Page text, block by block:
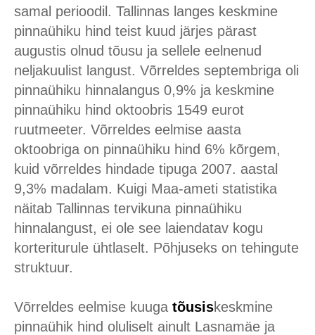
samal perioodil. Tallinnas langes keskmine
pinnaühiku hind teist kuud järjes pärast
augustis olnud tõusu ja sellele eelnenud
neljakuulist langust. Võrreldes septembriga oli
pinnaühiku hinnalangus 0,9% ja keskmine
pinnaühiku hind oktoobris 1549 eurot
ruutmeeter. Võrreldes eelmise aasta
oktoobriga on pinnaühiku hind 6% kõrgem,
kuid võrreldes hindade tipuga 2007. aastal
9,3% madalam. Kuigi Maa-ameti statistika
näitab Tallinnas tervikuna pinnaühiku
hinnalangust, ei ole see laiendatav kogu
korteriturule ühtlaselt. Põhjuseks on tehingute
struktuur.
Võrreldes eelmise kuuga tõusiskeskmine
pinnaühik hind oluliselt ainult Lasnamäe ja